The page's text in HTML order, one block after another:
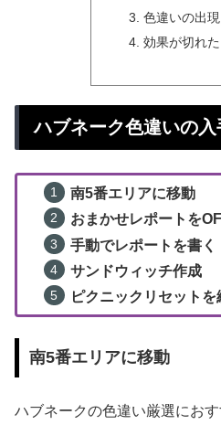
色違いの出
効果が切れ
ハブネーク色違いの入
南5番エリアに移動
おまかせレポートを
手動でレポートを書く
サンドウィッチ作成
ピクニックリセットを
南5番エリアに移動
ハブネークの色違い厳選におす